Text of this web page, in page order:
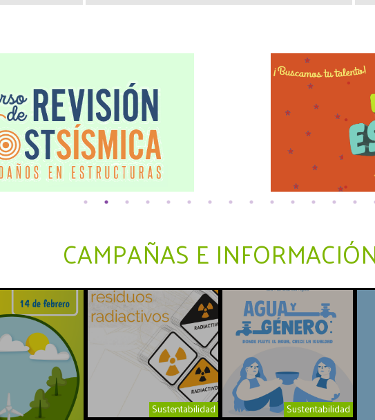
CAMPAÑAS E
Sustentabilidad Sustentabilidad